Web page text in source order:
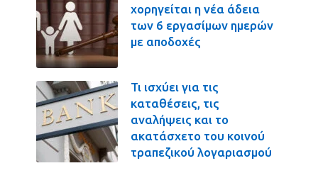
χορηγείται η νέα άδεια
των 6 εργασίμων ημερών
με αποδοχές
Τι ισχύει για τις
καταθέσεις, τις
αναλήψεις και το
ακατάσχετο του κοινού
τραπεζικού λογαριασμού